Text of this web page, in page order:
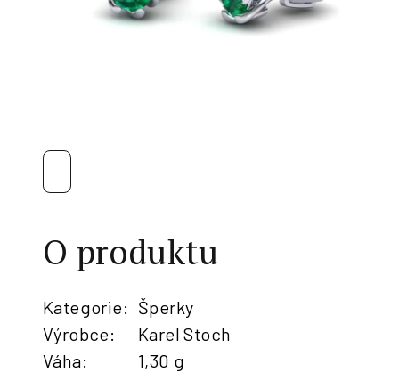
O produktu
Kategorie: Šperky
Výrobce:
Karel Stoch
Váha:
1,30 g